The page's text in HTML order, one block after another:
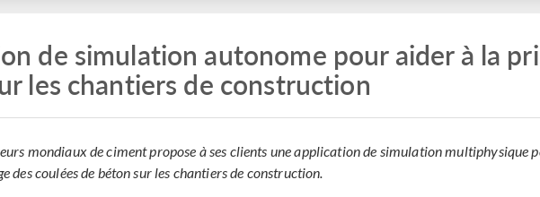
de simulation autonome pour aider à la
les chantiers de construction
mondiaux de ciment propose à ses clients une application de simulation multiphysique
des coulées de béton sur les chantiers de construction.